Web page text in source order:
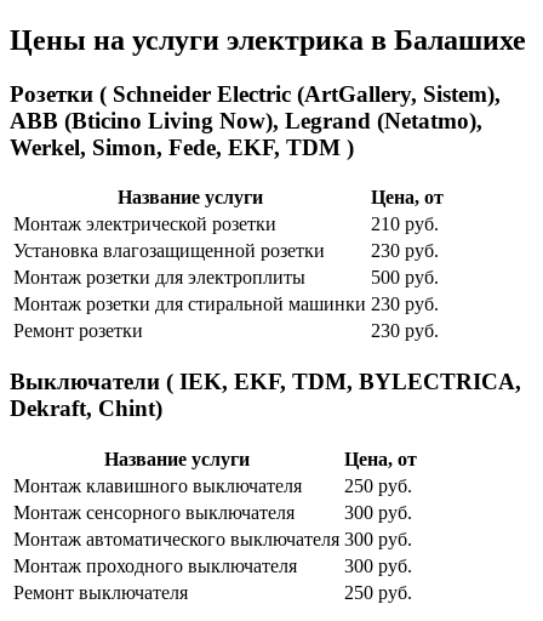
Цены на услуги электрика в Балашихе
Розетки ( Schneider Electric (ArtGallery, Sistem),
ABB (Bticino Living Now), Legrand (Netatmo),
Werkel, Simon, Fede, EKF, TDM )
Название услуги
Цена, от
Монтаж электрической розетки
210 руб.
Установка влагозащищенной розетки
230 руб.
Монтаж розетки для электроплиты
500 руб.
Монтаж розетки для стиральной машинки 230 руб.
Ремонт розетки
230 руб.
Выключатели ( IEK, EKF, TDM, BYLECTRICA,
Dekraft, Chint)
Название услуги
Цена, от
Монтаж клавишного выключателя
250 руб.
Монтаж сенсорного выключателя
300 руб.
Монтаж автоматического выключателя 300 руб.
Монтаж проходного выключателя
300 руб.
Ремонт выключателя
250 руб.